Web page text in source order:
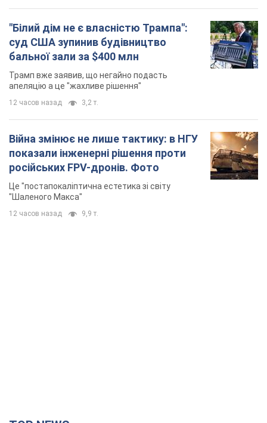
"Білий дім не є власністю Трампа":
суд США зупинив будівництво
бальної зали за $400 млн
Трамп вже заявив, що негайно подасть
апеляцію а це "жахливе рішення"
12 часов назад 3,2 т.
Війна змінює не лише тактику: в НГУ
показали інженерні рішення проти
російських FPV-дронів. Фото
Це "постапокаліптична естетика зі світу
"Шаленого Макса"
12 часов назад 9,9 т.